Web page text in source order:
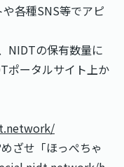
各種SNS等でアピ
NIDTの保有数量に
ポータルサイト上か
ざせ「ほっぺちゃ